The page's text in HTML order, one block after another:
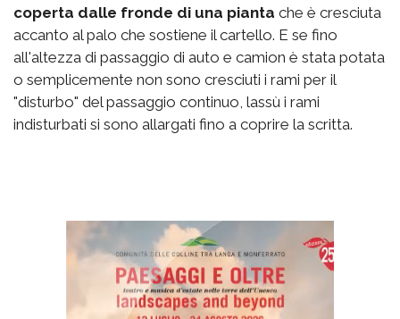
coperta dalle fronde di una pianta che è cresciuta
accanto al palo che sostiene il cartello. E se fino
all'altezza di passaggio di auto e camion è stata potata
o semplicemente non sono cresciuti i rami per il
"disturbo" del passaggio continuo, lassù i rami
indisturbati si sono allargati fino a coprire la scritta.